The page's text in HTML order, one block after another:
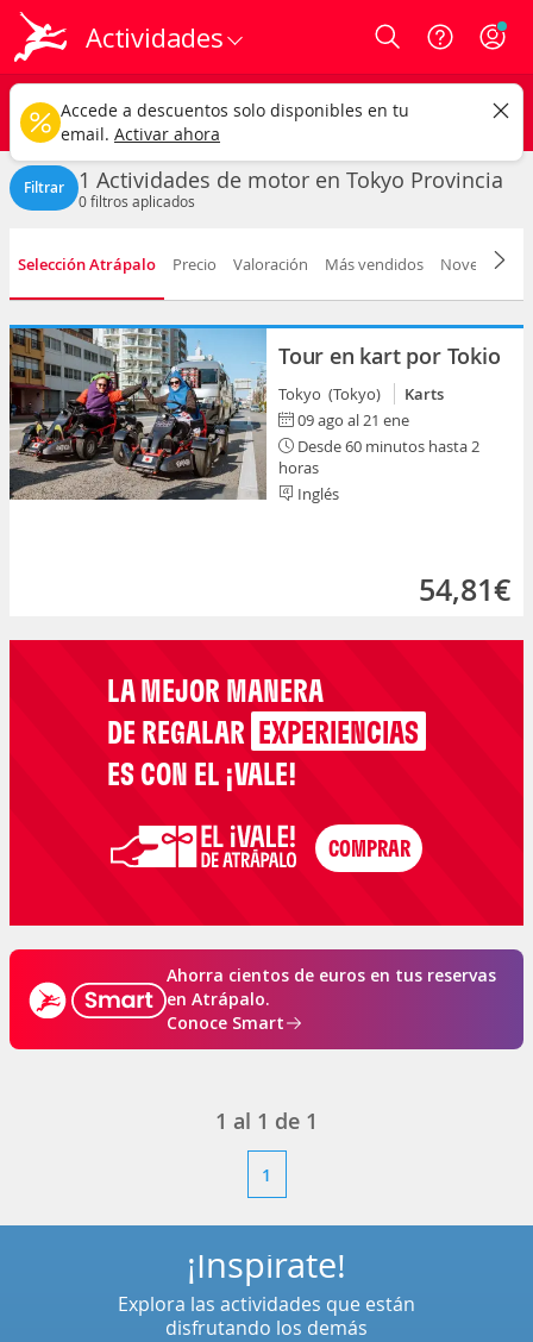
Actividades Login
Tokyo
Actividades de motor Cualquier fecha
CAMBIAR
Filtrar 1 Actividades de motor en Tokyo Provincia
0filtros aplicados
Selección Atrápalo Precio Valoración Más vendidos Novedad
Tour en kart por Tokio
Tokyo (Tokyo)
Karts
09 ago al 21 ene
Desde 60 minutos hasta 2
horas
Inglés
54,81€
LA MEJOR MANERA
DE REGALAR EXPERIENCIAS
ES CON EL ¡VALE!
Ahorra cientos de euros en tus reservas
en Atrápalo.
Conoce Smart
1 al 1 de 1
1
¡Inspírate!
Explora las actividades que están
disfrutando los demás
Accede a descuentos solo disponibles en tu
email. Activar ahora